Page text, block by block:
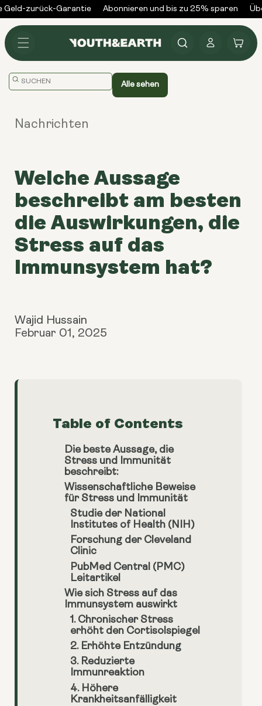
Inhalt
springen
Geld-zurück-Garantie Abonnieren und bis zu 25% sparen
AnmeldenWarenkorb
Übersetzung
Alle sehen
Nachrichten
Welche Aussage
beschreibt am besten
die Auswirkungen, die
Stress auf das
Immunsystem hat?
Wajid Hussain
Februar 01, 2025
Table of Contents
Die beste Aussage, die
Stress und Immunität
beschreibt:
Wissenschaftliche Beweise
für Stress und Immunität
Studie der National
Institutes of Health (NIH)
Forschung der Cleveland
Clinic
PubMed Central (PMC)
Leitartikel
Wie sich Stress auf das
Immunsystem auswirkt
1. Chronischer Stress
erhöht den Cortisolspiegel
2. Erhöhte Entzündung
3. Reduzierte
Immunreaktion
4. Höhere
Krankheitsanfälligkeit